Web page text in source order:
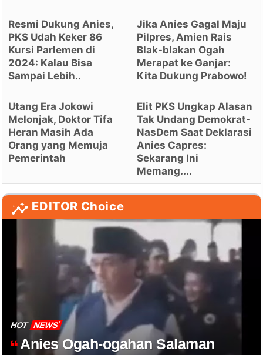
Resmi Dukung Anies,
PKS Udah Keker 86
Kursi Parlemen di
2024: Kalau Bisa
Sampai Lebih..
Jika Anies Gagal Maju
Pilpres, Amien Rais
Blak-blakan Ogah
Merapat ke Ganjar:
Kita Dukung Prabowo!
Utang Era Jokowi
Melonjak, Doktor Tifa
Heran Masih Ada
Orang yang Memuja
Pemerintah
Elit PKS Ungkap Alasan
Tak Undang Demokrat-
NasDem Saat Deklarasi
Anies Capres:
Sekarang Ini
Memang....
EDITOR Choice
HOT NEWS
Anies Ogah-ogahan Salaman